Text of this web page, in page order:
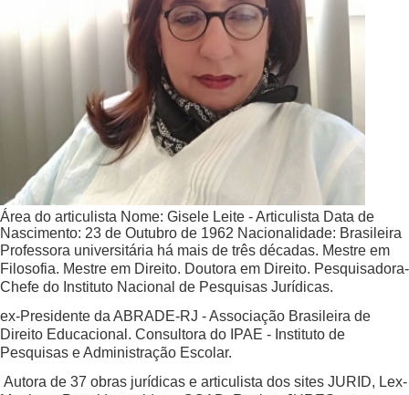
Área do articulista Nome: Gisele Leite - Articulista Data de
Nascimento: 23 de Outubro de 1962 Nacionalidade: Brasileira
Professora universitária há mais de três décadas. Mestre em
Filosofia. Mestre em Direito. Doutora em Direito. Pesquisadora-
Chefe do Instituto Nacional de Pesquisas Jurídicas.
ex-Presidente da ABRADE-RJ - Associação Brasileira de
Direito Educacional. Consultora do IPAE - Instituto de
Pesquisas e Administração Escolar.
Autora de 37 obras jurídicas e articulista dos sites JURID, Lex-